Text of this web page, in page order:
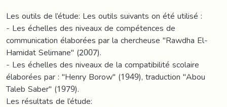
Les outils de l’étude: Les outils suivants on été utilisé :
- Les échelles des niveaux de compétences de
communication élaborées par la chercheuse "Rawdha El-
Hamidat Selimane" (2007).
- Les échelles des niveaux de la compatibilité scolaire
élaborées par : "Henry Borow" (1949), traduction "Abou
Taleb Saber" (1979).
Les résultats de l’étude: